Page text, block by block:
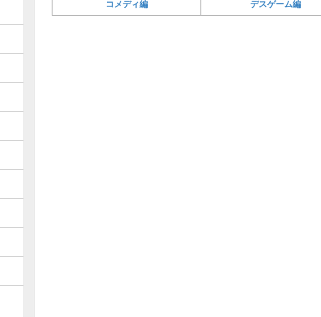
コメディ編 デスゲーム編